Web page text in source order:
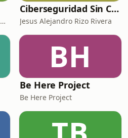
Tec Sounds Podcasts | Tec de Monterrey
Ciberseguridad Sin Censura
Jesus Alejandro Rizo Rivera
BH
Be Here Project
Be Here Project